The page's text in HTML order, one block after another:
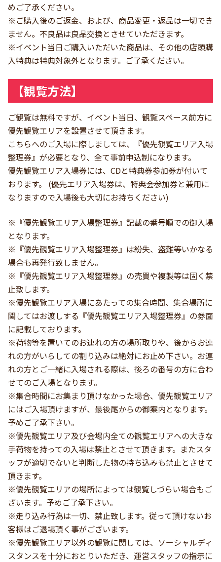
めご了承ください。
※ご購入後のご返金、および、商品変更・返品は一切でき
ません。不良品は良品交換とさせていただきます。
※イベント当日ご購入いただいた商品は、その他の店頭購
入特典は特典対象外となります。ご了承ください。
【観覧方法】
ご観覧は無料ですが、イベント当日、観覧スペース前方に
優先観覧エリアを設置させて頂きます。
こちらへのご入場に際しましては、『優先観覧エリア入場
整理券』が必要となり、全て事前申込制になります。
優先観覧エリア入場券には、CDと特典券参加券が付いて
おります。 (優先エリア入場券は、特典会参加券と兼用に
なりますので入場後も大切にお持ちください)
※『優先観覧エリア入場整理券』記載の番号順での御入場
となります。
※『優先観覧エリア入場整理券』は紛失、盗難等いかなる
場合も再発行致しません。
※『優先観覧エリア入場整理券』の売買や複製等は固く禁
止致します。
※優先観覧エリア入場にあたっての集合時間、集合場所に
関してはお渡しする『優先観覧エリア入場整理券』の券面
に記載しております。
※荷物等を置いてのお連れの方の場所取りや、後からお連
れの方がいらしての割り込みは絶対にお止め下さい。お連
れの方とご一緒に入場される際は、後ろの番号の方に合わ
せてのご入場となります。
※集合時間にお集まり頂けなかった場合、優先観覧エリア
にはご入場頂けますが、最後尾からの御案内となります。
予めご了承下さい。
※優先観覧エリア及び会場内全ての観覧エリアへの大きな
手荷物を持っての入場は禁止とさせて頂きます。またスタ
ッフが適切でないと判断した物の持ち込みも禁止とさせて
頂きます。
※優先観覧エリアの場所によっては観覧しづらい場合もご
ざいます。予めご了承下さい。
※走り込み行為は一切、禁止致します。従って頂けないお
客様はご退場頂く事がございます。
※優先観覧エリア以外の観覧に関しては、ソーシャルディ
スタンスを十分におとりいただき、運営スタッフの指示に